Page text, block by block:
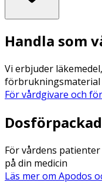
Handla som
Vi erbjuder
förbrukningsmaterial
För vårdgivare och
För vårdens
på din medicin
Läs mer om Apodos